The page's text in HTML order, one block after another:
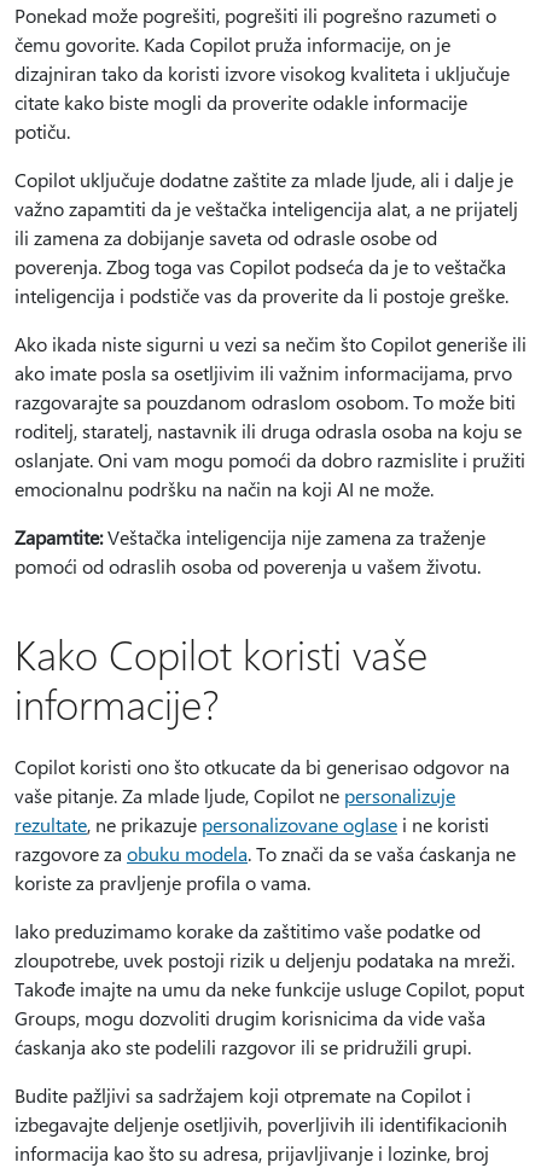
Ponekad može pogrešiti, pogrešiti ili pogrešno razumeti o
čemu govorite. Kada Copilot pruža informacije, on je
dizajniran tako da koristi izvore visokog kvaliteta i uključuje
citate kako biste mogli da proverite odakle informacije
potiču.
Copilot uključuje dodatne zaštite za mlade ljude, ali i dalje je
važno zapamtiti da je veštačka inteligencija alat, a ne prijatelj
ili zamena za dobijanje saveta od odrasle osobe od
poverenja. Zbog toga vas Copilot podseća da je to veštačka
inteligencija i podstiče vas da proverite da li postoje greške.
Ako ikada niste sigurni u vezi sa nečim što Copilot generiše ili
ako imate posla sa osetljivim ili važnim informacijama, prvo
razgovarajte sa pouzdanom odraslom osobom. To može biti
roditelj, staratelj, nastavnik ili druga odrasla osoba na koju se
oslanjate. Oni vam mogu pomoći da dobro razmislite i pružiti
emocionalnu podršku na način na koji AI ne može.
Zapamtite:Veštačka inteligencija nije zamena za traženje
pomoći od odraslih osoba od poverenja u vašem životu.
Kako Copilot koristi vaše
informacije?
Copilot koristi ono što otkucate da bi generisao odgovor na
vaše pitanje. Za mlade ljude, Copilot ne personalizuje
rezultate, ne prikazuje personalizovane oglase i ne koristi
razgovore za obuku modela. To znači da se vaša ćaskanja ne
koriste za pravljenje profila o vama.
Iako preduzimamo korake da zaštitimo vaše podatke od
zloupotrebe, uvek postoji rizik u deljenju podataka na mreži.
Takođe imajte na umu da neke funkcije usluge Copilot, poput
Groups, mogu dozvoliti drugim korisnicima da vide vaša
ćaskanja ako ste podelili razgovor ili se pridružili grupi.
Budite pažljivi sa sadržajem koji otpremate na Copilot i
izbegavajte deljenje osetljivih, poverljivih ili identifikacionih
informacija kao što su adresa, prijavljivanje i lozinke, broj